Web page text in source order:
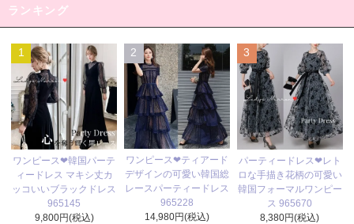
ランキング
1
ワンピース❤韓国パーテ
ィードレス マキシ丈カ
ッコいいブラックドレス
965145
9,800円(税込)
2
ワンピース❤ティアード
デザインの可愛い韓国総
レースパーティードレス
965228
14,980円(税込)
3
パーティードレス❤レト
ロな手描き花柄の可愛い
韓国フォーマルワンピー
ス 965670
8,380円(税込)